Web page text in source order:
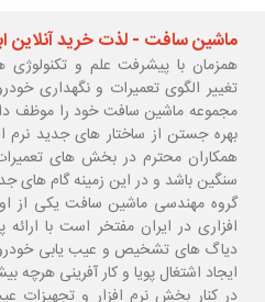
ماشین سافت - لذت خرید آنلاین
همزمان با پیشرفت علم و
تغییر الگوی تعمیرات و نگهداری
مجموعه ماشین سافت خود را موظف
بهره جستن از ساختار های جدید نرم
همکاران محترم در بخش های
سنگین باشد و در این زمینه گام های
گروه مهندسی ماشین سافت یکی از
افزاری در ایران مفتخر است با
دیاگ های تشخیص و عیب یابی
ایجاد اشتغال پویا و کار آفرینی هرچه
در کنار بخش نرم افزار و تجهیزات